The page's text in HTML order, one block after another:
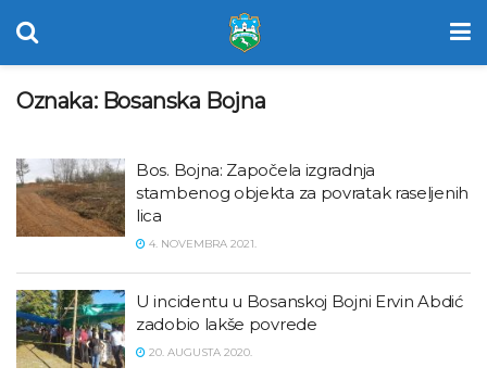
Oznaka: Bosanska Bojna
Bos. Bojna: Započela izgradnja
stambenog objekta za povratak raseljenih
lica
4. NOVEMBRA 2021.
U incidentu u Bosanskoj Bojni Ervin Abdić
zadobio lakše povrede
20. AUGUSTA 2020.